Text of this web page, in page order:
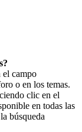
el campo
o en los temas.
clic en el
en todas las
búsqueda